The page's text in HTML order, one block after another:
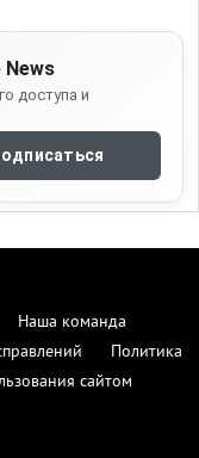
News
доступа и
Наша команда
Политика
сайтом